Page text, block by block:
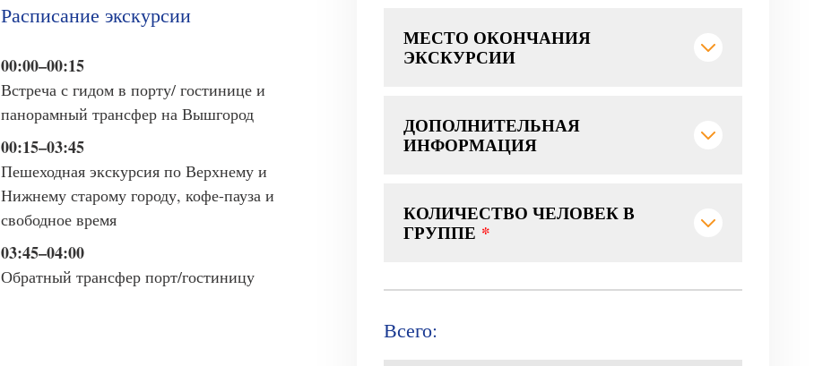
Расписание экскурсии
00:00–00:15
Встреча с гидом в порту/ гостинице и
панорамный трансфер на Вышгород
00:15–03:45
Пешеходная экскурсия по Верхнему и
Нижнему старому городу, кофе-пауза и
свободное время
03:45–04:00
Обратный трансфер порт/гостиницу
МЕСТО ОКОНЧАНИЯ
ЭКСКУРСИИ
ДОПОЛНИТЕЛЬНАЯ
ИНФОРМАЦИЯ
КОЛИЧЕСТВО ЧЕЛОВЕК В
ГРУППЕ *
Всего: